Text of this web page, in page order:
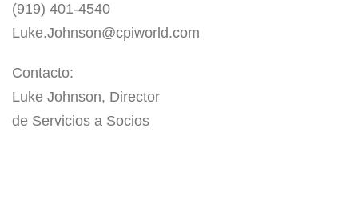
(919) 401-4540
Luke.Johnson@cpiworld.com
Contacto:
Luke Johnson, Director
de Servicios a Socios